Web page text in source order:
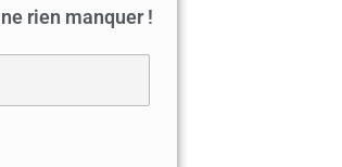
rien manquer !